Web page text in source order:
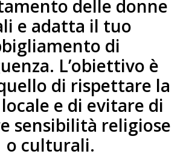
delle donne
e adatta il tuo
di
L’obiettivo è
di rispettare la
e di evitare di
sensibilità religiose
o culturali.